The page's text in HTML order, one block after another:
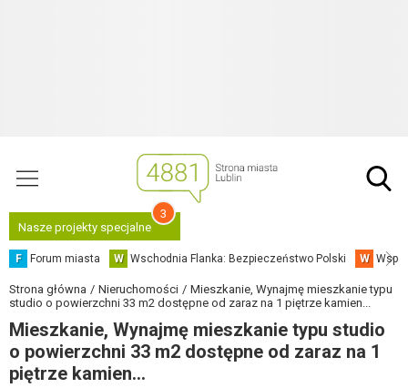
Nasze projekty specjalne
3
F Forum miasta W Wschodnia Flanka: Bezpieczeństwo Polski W
Strona główna Nieruchomości
Mieszkanie, Wynajmę mieszkanie typu
studio o powierzchni 33 m2 dostępne od zaraz na 1 piętrze kamien...
Mieszkanie, Wynajmę mieszkanie typu studio
o powierzchni 33 m2 dostępne od zaraz na 1
piętrze kamien...